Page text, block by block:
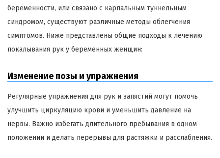
беременности, или связано с карпальным туннельным
синдромом, существуют различные методы облегчения
симптомов. Ниже представлены общие подходы к лечению
покалывания рук у беременных женщин:
Изменение позы и упражнения
Регулярные упражнения для рук и запястий могут помочь
улучшить циркуляцию крови и уменьшить давление на
нервы. Важно избегать длительного пребывания в одном
положении и делать перерывы для растяжки и расслабления.